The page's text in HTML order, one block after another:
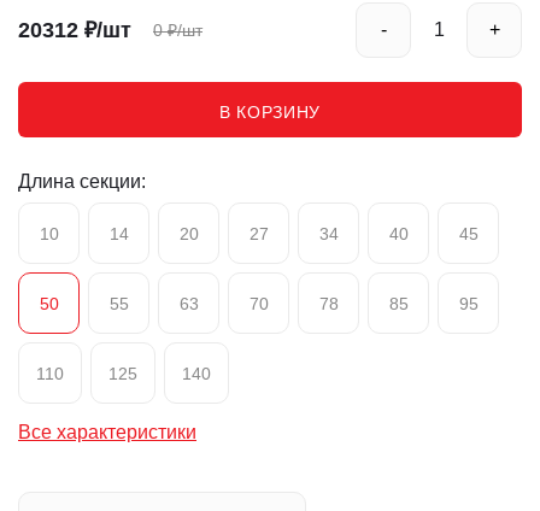
20312 ₽/шт 0 ₽/шт - +
В КОРЗИНУ
Длина секции:
10 14 20 27 34 40 45
50 55 63 70 78 85 95
110 125 140
Все характеристики